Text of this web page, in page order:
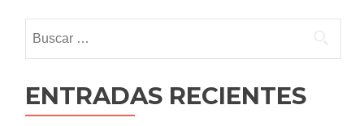
navigation
ENTRADAS RECIENTES